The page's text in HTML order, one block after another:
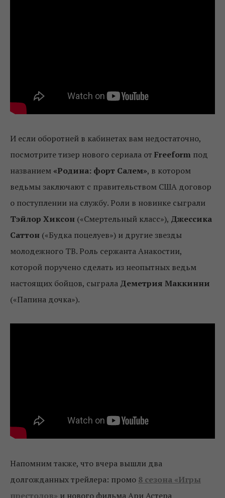
И если оборотней в кабинетах вам недостаточно,
посмотрите тизер нового сериала от Freeform под
названием «Родина: форт Салем», в котором
ведьмы заключают с правительством США договор
о поступлении на службу. Роли в новинке сыграли
Тэйлор Хиксон («Смертельный класс»), Джессика
Саттон («Будка поцелуев») и другие звезды
молодежного ТВ. Роль сержанта Анакостии,
которой поручено сделать из неопытных ведьм
настоящих бойцов, сыграла Деметрия Маккинни
(«Папина дочка»).
Напомним также, что вчера вышли два
долгожданных трейлера: промо 8 сезона «Игры
престолов» и нового фильма Ари Астера